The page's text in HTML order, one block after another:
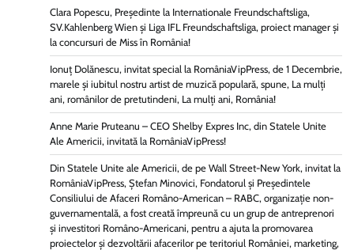
Clara Popescu, Președinte la Internationale Freundschaftsliga,
SV.Kahlenberg Wien şi Liga IFL Freundschaftsliga, proiect manager și
la concursuri de Miss în România!
Ionuț Dolănescu, invitat special la RomâniaVipPress, de 1 Decembrie,
marele și iubitul nostru artist de muzică populară, spune, La mulți
ani, românilor de pretutindeni, La mulți ani, România!
Anne Marie Pruteanu – CEO Shelby Expres Inc, din Statele Unite
Ale Americii, invitată la RomâniaVipPress!
Din Statele Unite ale Americii, de pe Wall Street-New York, invitat la
RomâniaVipPress, Ștefan Minovici, Fondatorul și Președintele
Consiliului de Afaceri Româno-American – RABC, organizație non-
guvernamentală, a fost creată împreună cu un grup de antreprenori
și investitori Româno-Americani, pentru a ajuta la promovarea
proiectelor și dezvoltării afacerilor pe teritoriul României, marketing,